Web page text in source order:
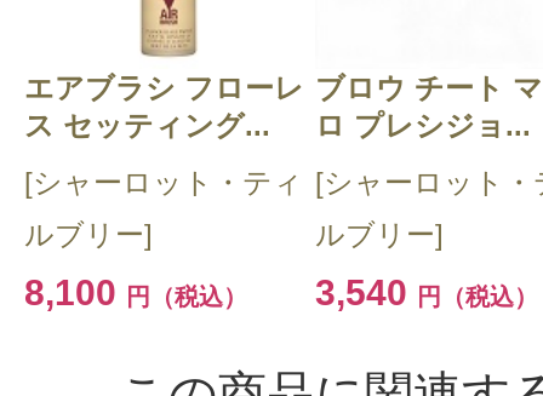
エアブラシ フローレ
ス セッティング...
[シャーロット・ティ
ルブリー]
8,100 円（税込）
ブロウ チート
ロ プレシジョ...
[シャーロット・
ルブリー]
3,540 円（税込）